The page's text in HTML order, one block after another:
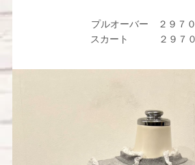
プルオーバー ２９７
スカート ２９７０